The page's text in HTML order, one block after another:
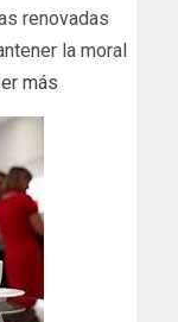
renovadas
la moral
más